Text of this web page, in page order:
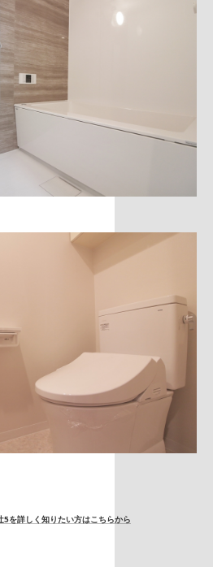
5を詳しく知りたい方はこちらから